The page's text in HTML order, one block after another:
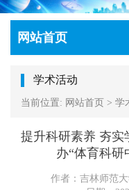
网站首页
学术活动
当前位置: 网站首页 > 学
提升科研素养 夯
办“体育科研
作者：吉林师范